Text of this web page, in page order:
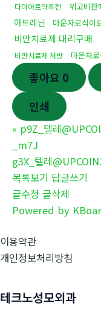
다이어트약추천
위고비판
아드레닌 마운자로식이
비만치료제 대리구매
비만치료제 처방 마운자
좋아요 0
인쇄
« p9Z_텔레
_m7J
g3X_텔레
목록보기 답글쓰기
글수정 글삭제
Powered by
이용약관
개인정보처리방침
테크노성모외과